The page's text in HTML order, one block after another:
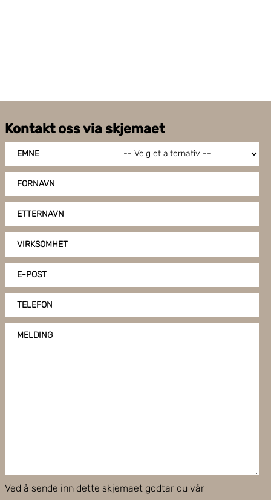
Kontakt oss via skjemaet
EMNE
FORNAVN
ETTERNAVN
VIRKSOMHET
E-POST
TELEFON
MELDING
Ved å sende inn dette skjemaet godtar du vår